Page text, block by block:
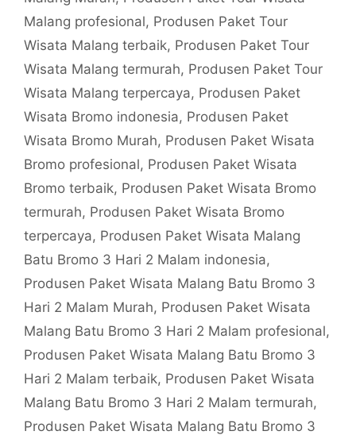
Malang profesional, Produsen Paket Tour
Wisata Malang terbaik, Produsen Paket Tour
Wisata Malang termurah, Produsen Paket Tour
Wisata Malang terpercaya, Produsen Paket
Wisata Bromo indonesia, Produsen Paket
Wisata Bromo Murah, Produsen Paket Wisata
Bromo profesional, Produsen Paket Wisata
Bromo terbaik, Produsen Paket Wisata Bromo
termurah, Produsen Paket Wisata Bromo
terpercaya, Produsen Paket Wisata Malang
Batu Bromo 3 Hari 2 Malam indonesia,
Produsen Paket Wisata Malang Batu Bromo 3
Hari 2 Malam Murah, Produsen Paket Wisata
Malang Batu Bromo 3 Hari 2 Malam profesional,
Produsen Paket Wisata Malang Batu Bromo 3
Hari 2 Malam terbaik, Produsen Paket Wisata
Malang Batu Bromo 3 Hari 2 Malam termurah,
Produsen Paket Wisata Malang Batu Bromo 3